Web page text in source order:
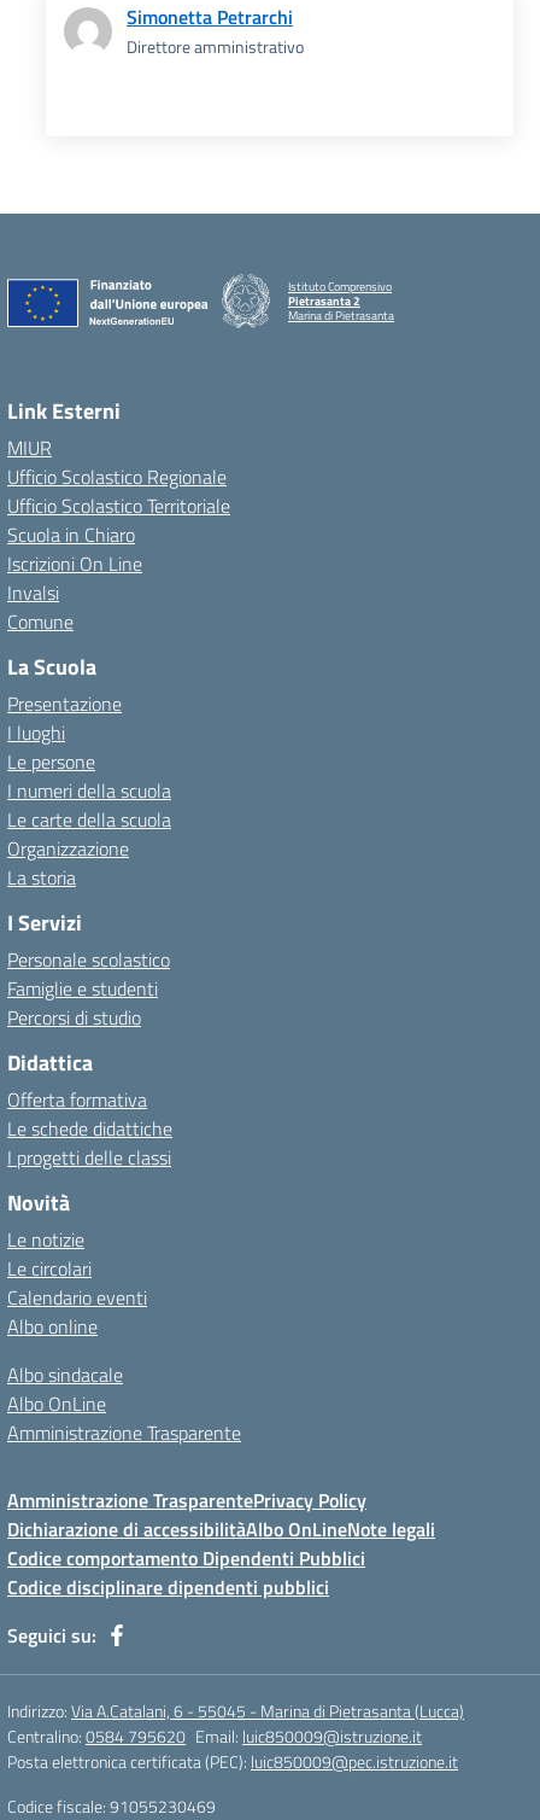
Simonetta Petrarchi
Direttore amministrativo
Istituto Comprensivo
Pietrasanta 2
Marina di Pietrasanta
Link Esterni
MIUR
Ufficio Scolastico Regionale
Ufficio Scolastico Territoriale
Scuola in Chiaro
Iscrizioni On Line
Invalsi
Comune
La Scuola
Presentazione
I luoghi
Le persone
I numeri della scuola
Le carte della scuola
Organizzazione
La storia
I Servizi
Personale scolastico
Famiglie e studenti
Percorsi di studio
Didattica
Offerta formativa
Le schede didattiche
I progetti delle classi
Novità
Le notizie
Le circolari
Calendario eventi
Albo online
Albo sindacale
Albo OnLine
Amministrazione Trasparente
Amministrazione TrasparentePrivacy Policy
Dichiarazione di accessibilitàAlbo OnLineNote legali
Codice comportamento Dipendenti Pubblici
Codice disciplinare dipendenti pubblici
Seguici su:
Indirizzo:Via A.Catalani, 6 - 55045 - Marina di Pietrasanta (Lucca)
Centralino:0584 795620 Email: luic850009@istruzione.it
Posta elettronica certificata (PEC): luic850009@pec.istruzione.it
Codice fiscale: 91055230469